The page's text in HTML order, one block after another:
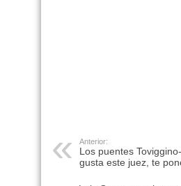
Anterior:
Los puentes
gusta este juez, te